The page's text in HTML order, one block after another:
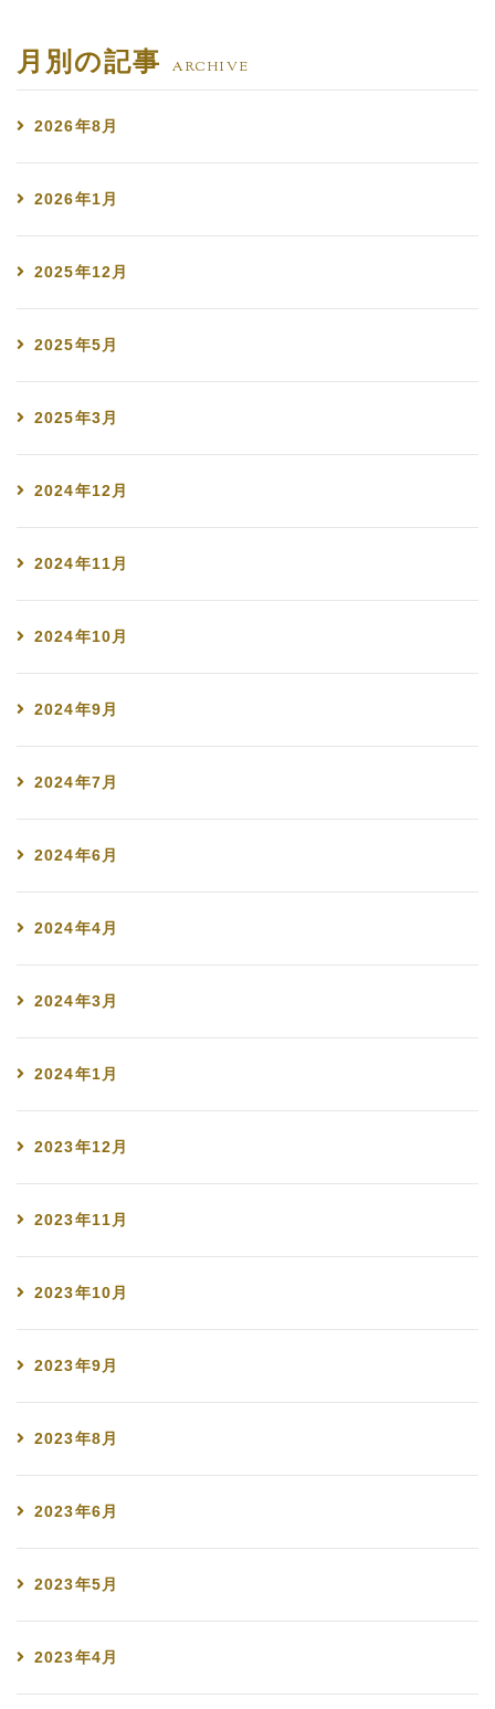
月別の記事 ARCHIVE
2026年8月
2026年1月
2025年12月
2025年5月
2025年3月
2024年12月
2024年11月
2024年10月
2024年9月
2024年7月
2024年6月
2024年4月
2024年3月
2024年1月
2023年12月
2023年11月
2023年10月
2023年9月
2023年8月
2023年6月
2023年5月
2023年4月